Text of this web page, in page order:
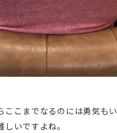
ここまでなるのには勇気も
いですよね。